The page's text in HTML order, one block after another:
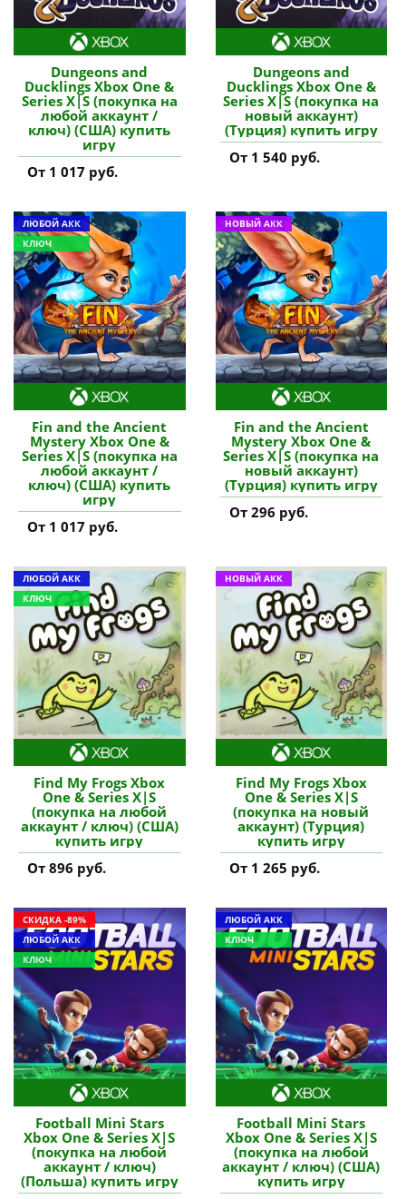
Dungeons and
Ducklings Xbox One &
Series X|S (покупка на
любой аккаунт /
ключ) (США) купить
игру
От 1 017 руб.
Dungeons and
Ducklings Xbox One &
Series X|S (покупка на
новый аккаунт)
(Турция) купить игру
От 1 540 руб.
ЛЮБОЙ АКК
КЛЮЧ
Fin and the Ancient
Mystery Xbox One &
Series X|S (покупка на
любой аккаунт /
ключ) (США) купить
игру
От 1 017 руб.
НОВЫЙ АКК
Fin and the Ancient
Mystery Xbox One &
Series X|S (покупка на
новый аккаунт)
(Турция) купить игру
От 296 руб.
ЛЮБОЙ АКК
КЛЮЧ
Find My Frogs Xbox
One & Series X|S
(покупка на любой
аккаунт / ключ) (США)
купить игру
От 896 руб.
НОВЫЙ АКК
Find My Frogs Xbox
One & Series X|S
(покупка на новый
аккаунт) (Турция)
купить игру
От 1 265 руб.
СКИДКА -89%
ЛЮБОЙ АКК
КЛЮЧ
Football Mini Stars
Xbox One & Series X|S
(покупка на любой
аккаунт / ключ)
(Польша) купить игру
ЛЮБОЙ АКК
КЛЮЧ
Football Mini Stars
Xbox One & Series X|S
(покупка на любой
аккаунт / ключ) (США)
купить игру